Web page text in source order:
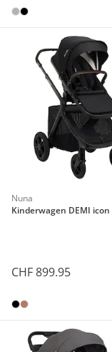
Nuna
Kinderwagen DEMI icon
CHF 899.95